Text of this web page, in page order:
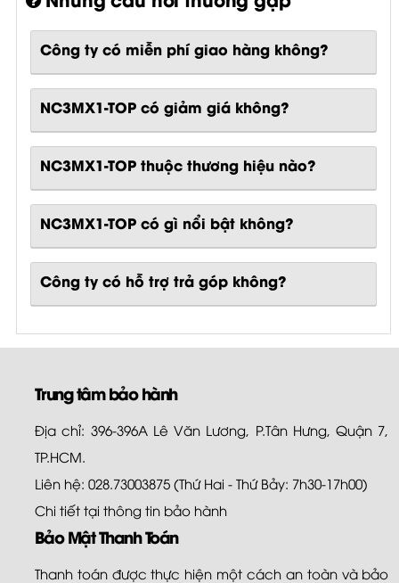
Công ty có miễn phí giao hàng không?
NC3MX1-TOP có giảm giá không?
NC3MX1-TOP thuộc thương hiệu nào?
NC3MX1-TOPcó gì nổi bật không?
Công ty có hỗ trợ trả góp không?
Trung tâm bảo hành
Địa chỉ: 396-396A Lê Văn Lương, P.Tân Hưng, Quận 7,
TP.HCM.
Liên hệ: 028.73003875 (Thứ Hai - Thứ Bảy: 7h30-17h00)
Chi tiết tại thông tin bảo hành
Bảo Mật Thanh Toán
Thanh toán được thực hiện một cách an toàn và bảo